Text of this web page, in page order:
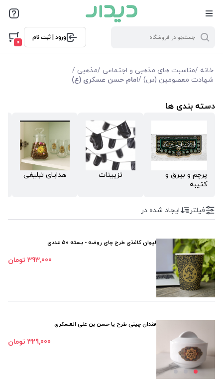
ورود | ثبت نام
0
خانه /مناسبت های مذهبی و اجتماعی /مذهبی /
شهادت معصومین (س) /امام حسن عسکری (ع)
دسته بندی ها
پرچم و بیرق و
کتیبه
تزیینات هدایای تبلیغی
فیلتر بر اساس قیمت
نمایش همه محصولات
فیلتر ایجاد شده در
لیوان کاغذی طرح چای روضه - بسته 50 عددی
393٬000 تومان
قندان چینی طرح یا حسن بن علی العسکری
329٬000 تومان